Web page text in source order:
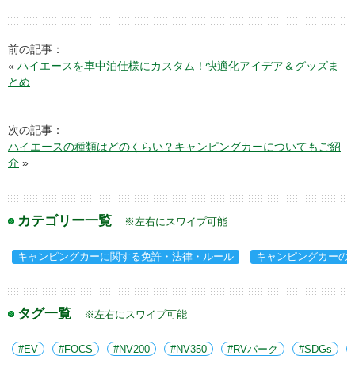
前の記事：
« ハイエースを車中泊仕様にカスタム！快適化アイデア＆グッズま
とめ
次の記事：
ハイエースの種類はどのくらい？キャンピングカーについてもご紹
介 »
カテゴリー一覧 ※左右にスワイプ可能
キャンピングカーに関する免許・法律・ルール キャンピングカーの
タグ一覧 ※左右にスワイプ可能
EV FOCS NV200 NV350 RVパーク SDGs